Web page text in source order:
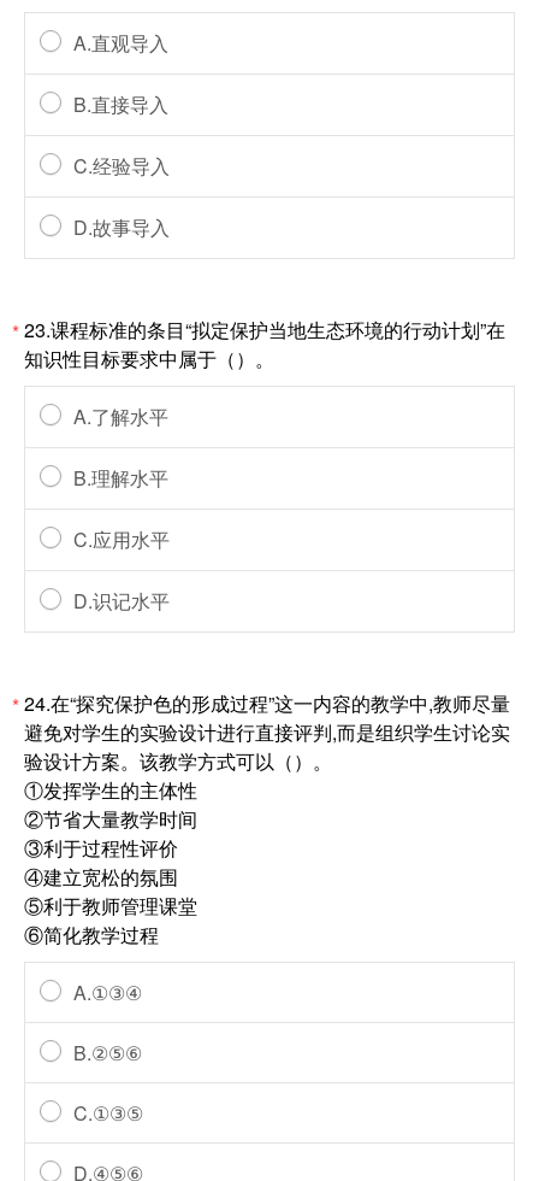
A.直观导入
B.直接导入
C.经验导入
D.故事导入
*23.课程标准的条目“拟定保护当地生态环境的行动计划”在
知识性目标要求中属于（）。
A.了解水平
B.理解水平
C.应用水平
D.识记水平
*24.在“探究保护色的形成过程”这一内容的教学中,教师尽量
避免对学生的实验设计进行直接评判,而是组织学生讨论实
验设计方案。该教学方式可以（）。
①发挥学生的主体性
②节省大量教学时间
③利于过程性评价
④建立宽松的氛围
⑤利于教师管理课堂
⑥简化教学过程
A.①③④
B.②⑤⑥
C.①③⑤
D.④⑤⑥